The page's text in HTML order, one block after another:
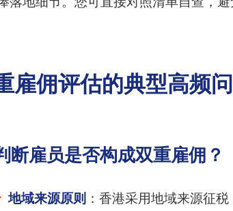
雇佣评估的典型高频
断雇员是否构成双重雇佣？
地域来源原则 ：香港采用地域来源征